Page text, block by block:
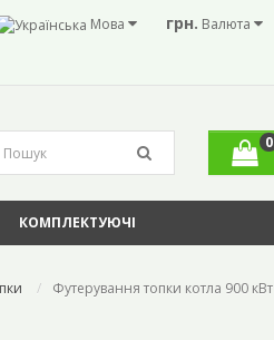
грн. Валюта
Мова
0
КОМПЛЕКТУЮЧІ
Футерування топки котла 900 кВт